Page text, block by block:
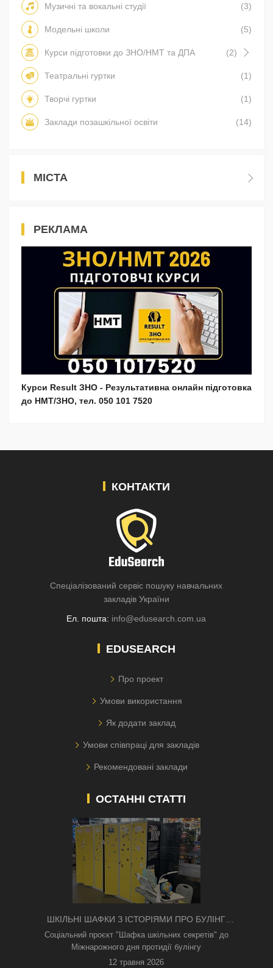
Музичні та вокальні студії (3)
Модельні школи (5)
Курси підготовки до ЗНО/НМТ та ДПА (2)
Театральні гуртки (1)
Творчі гуртки (1)
Заклади позашкільної освіти (14)
МІСТА
РЕКЛАМА
Курси Result ЗНО - Результативна онлайн підготовка
до НМТ/ЗНО, тел. 050 101 7520
КОНТАКТИ
Спеціалізований сервіс пошуку навчальних
закладів України
Ел. пошта: info@edusearch.com.ua
EDUSEARCH
Про проект
Умови використання
Як додати заклад
Умови співпраці для закладів
Рекомендовані заклади
ОСТАННІ СТАТТІ
ШКІЛЬНІ ШАФКИ З ІСТОРІЯМИ ПРО БУЛІНГ
З'ЯВИЛИСЯ В КИЄВІ
Соціальний проєкт "Шафка шкільних секретів" до
Міжнарожного дня протидії булінгу
12 травня 2026